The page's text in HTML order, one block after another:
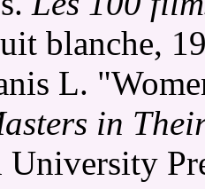
blanche,
L.
in
University